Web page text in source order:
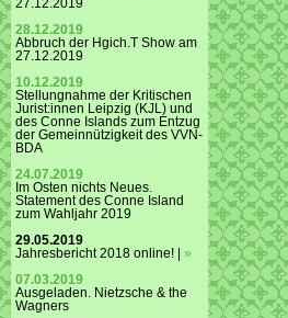
27.12.2019
28.12.2019
Abbruch der Hgich.T Show am
27.12.2019
10.12.2019
Stellungnahme der Kritischen
Jurist:innen Leipzig (KJL) und
des Conne Islands zum Entzug
der Gemeinnützigkeit des VVN-
BDA
24.07.2019
Im Osten nichts Neues.
Statement des Conne Island
zum Wahljahr 2019
29.05.2019
Jahresbericht 2018 online! | »
07.03.2019
Ausgeladen. Nietzsche & the
Wagners